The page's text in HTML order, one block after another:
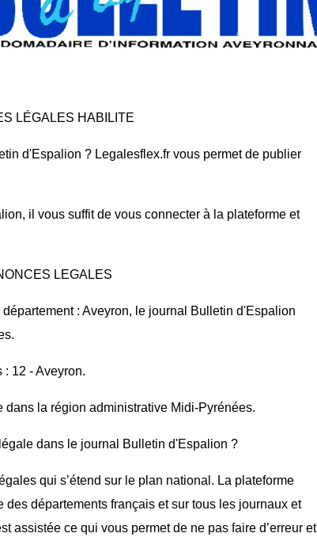
LÉGALES HABILITE
d'Espalion ? Legalesflex.fr vous permet de publier
il vous suffit de vous connecter à la plateforme et
LEGALES
: Aveyron, le journal Bulletin d'Espalion
12 - Aveyron.
dans la région administrative Midi-Pyrénées.
dans le journal Bulletin d'Espalion ?
qui s’étend sur le plan national. La plateforme
départements français et sur tous les journaux et
assistée ce qui vous permet de ne pas faire d’erreur et